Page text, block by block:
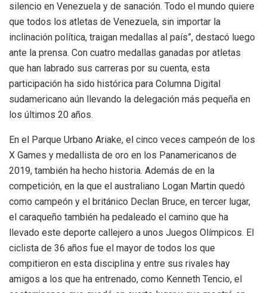
silencio en Venezuela y de sanación. Todo el mundo quiere
que todos los atletas de Venezuela, sin importar la
inclinación política, traigan medallas al país”, destacó luego
ante la prensa. Con cuatro medallas ganadas por atletas
que han labrado sus carreras por su cuenta, esta
participación ha sido histórica para Columna Digital
sudamericano aún llevando la delegación más pequeña en
los últimos 20 años.
En el Parque Urbano Ariake, el cinco veces campeón de los
X Games y medallista de oro en los Panamericanos de
2019, también ha hecho historia. Además de en la
competición, en la que el australiano Logan Martin quedó
como campeón y el británico Declan Bruce, en tercer lugar,
el caraqueño también ha pedaleado el camino que ha
llevado este deporte callejero a unos Juegos Olímpicos. El
ciclista de 36 años fue el mayor de todos los que
compitieron en esta disciplina y entre sus rivales hay
amigos a los que ha entrenado, como Kenneth Tencio, el